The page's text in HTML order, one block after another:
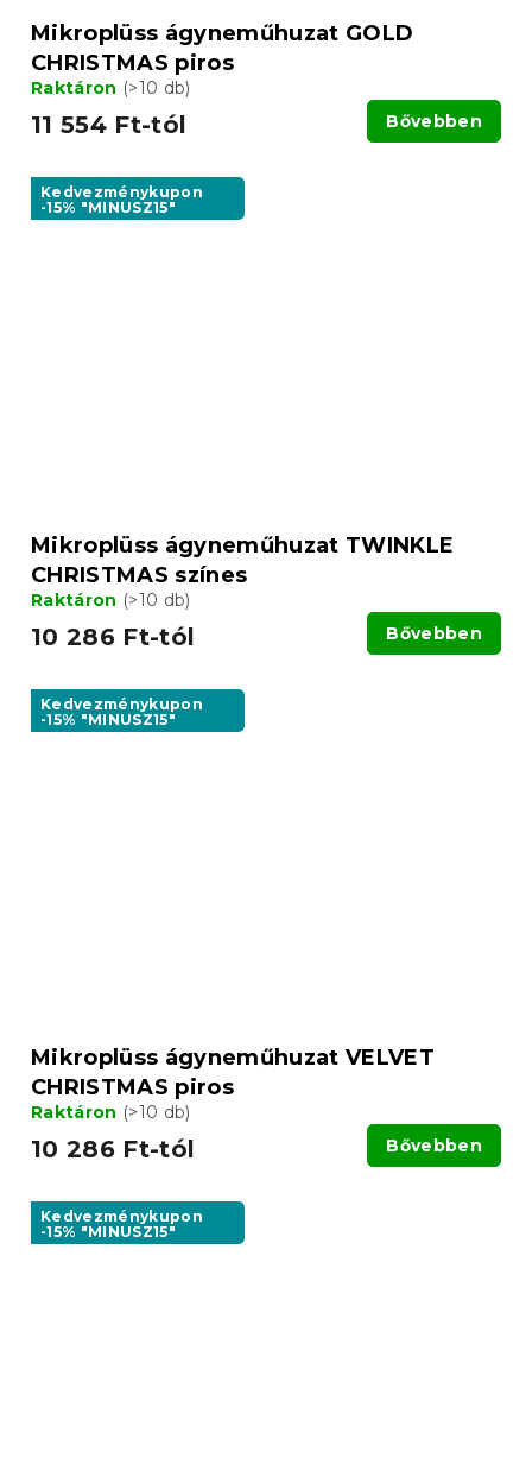
Mikroplüss ágyneműhuzat GOLD
CHRISTMAS piros
Raktáron (>10 db)
11 554 Ft-tól Bővebben
Kedvezménykupon
-15% "MINUSZ15"
Mikroplüss ágyneműhuzat TWINKLE
CHRISTMAS színes
Raktáron (>10 db)
10 286 Ft-tól Bővebben
Kedvezménykupon
-15% "MINUSZ15"
Mikroplüss ágyneműhuzat VELVET
CHRISTMAS piros
Raktáron (>10 db)
10 286 Ft-tól Bővebben
Kedvezménykupon
-15% "MINUSZ15"